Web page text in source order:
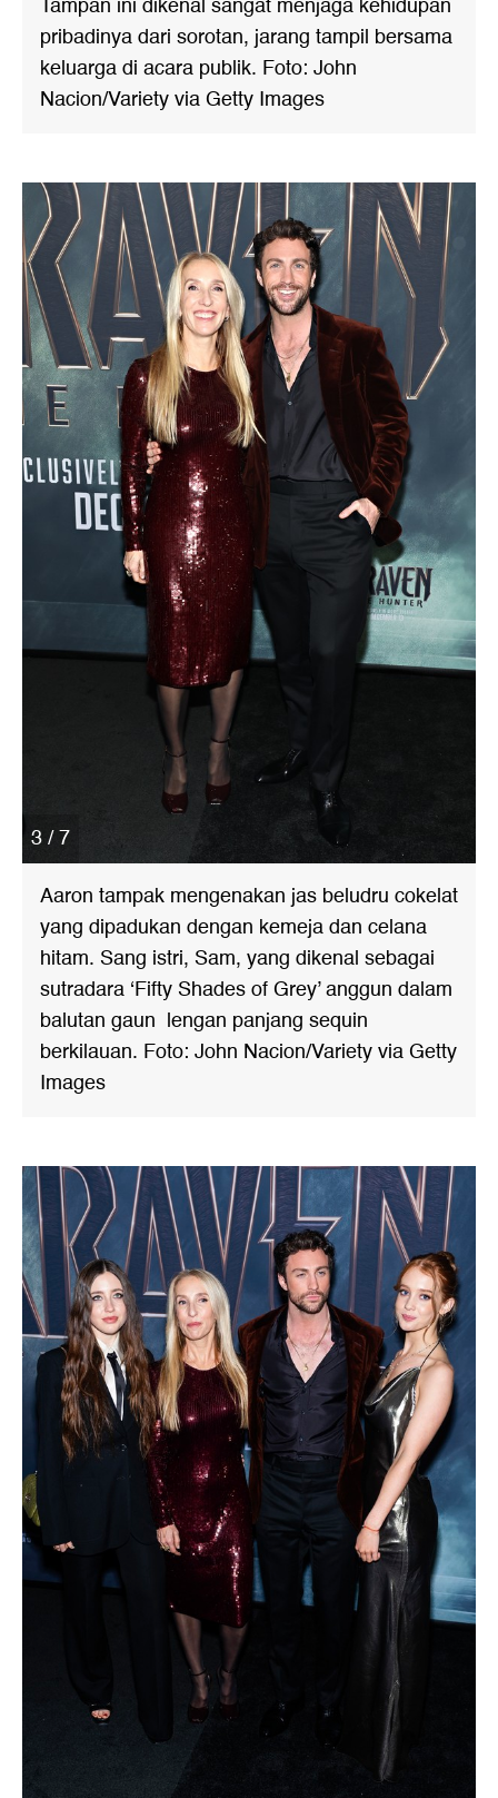
pribadinya dari sorotan, jarang tampil bersama
keluarga di acara publik. Foto: John
Nacion/Variety via Getty Images
3 / 7
Aaron tampak mengenakan jas beludru cokelat
yang dipadukan dengan kemeja dan celana
hitam. Sang istri, Sam, yang dikenal sebagai
sutradara ‘Fifty Shades of Grey’ anggun dalam
balutan gaun lengan panjang sequin
berkilauan. Foto: John Nacion/Variety via Getty
Images